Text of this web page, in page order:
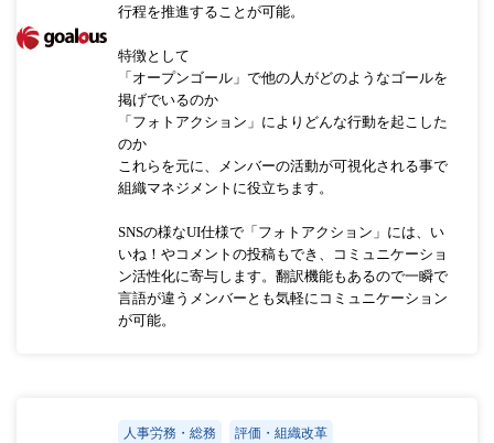
行程を推進することが可能。
特徴として
「オープンゴール」で他の人がどのようなゴールを
掲げでいるのか
「フォトアクション」によりどんな行動を起こした
のか
これらを元に、メンバーの活動が可視化される事で
組織マネジメントに役立ちます。
SNSの様なUI仕様で「フォトアクション」には、い
いね！やコメントの投稿もでき、コミュニケーショ
ン活性化に寄与します。翻訳機能もあるので一瞬で
言語が違うメンバーとも気軽にコミュニケーション
が可能。
人事労務・総務 評価・組織改革